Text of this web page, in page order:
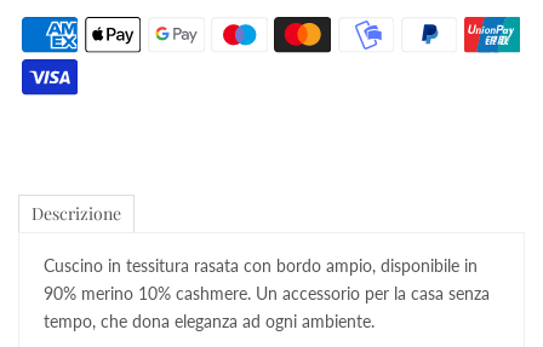
Descrizione
Cuscino in tessitura rasata con bordo ampio, disponibile in
90% merino 10% cashmere. Un accessorio per la casa senza
tempo, che dona eleganza ad ogni ambiente.